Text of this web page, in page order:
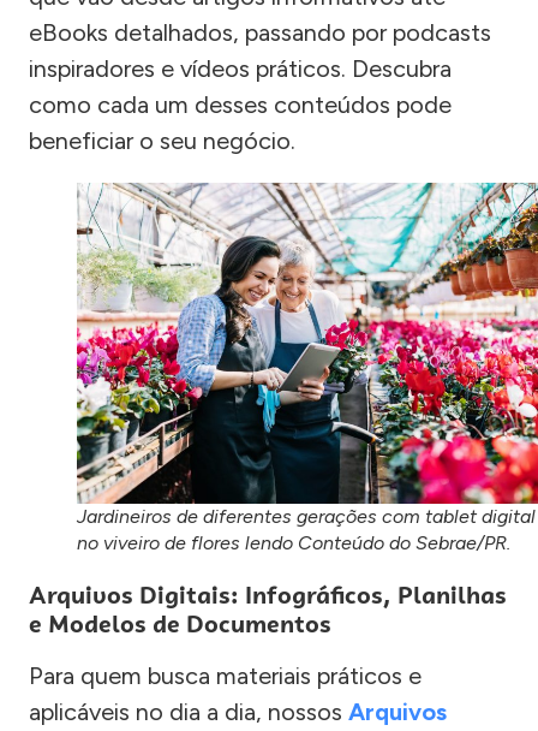
eBooks detalhados, passando por podcasts
inspiradores e vídeos práticos. Descubra
como cada um desses conteúdos pode
beneficiar o seu negócio.
Jardineiros de diferentes gerações com tablet digital
no viveiro de flores lendo Conteúdo do Sebrae/PR.
Arquivos Digitais: Infográficos, Planilhas
e Modelos de Documentos
Para quem busca materiais práticos e
aplicáveis no dia a dia, nossos Arquivos